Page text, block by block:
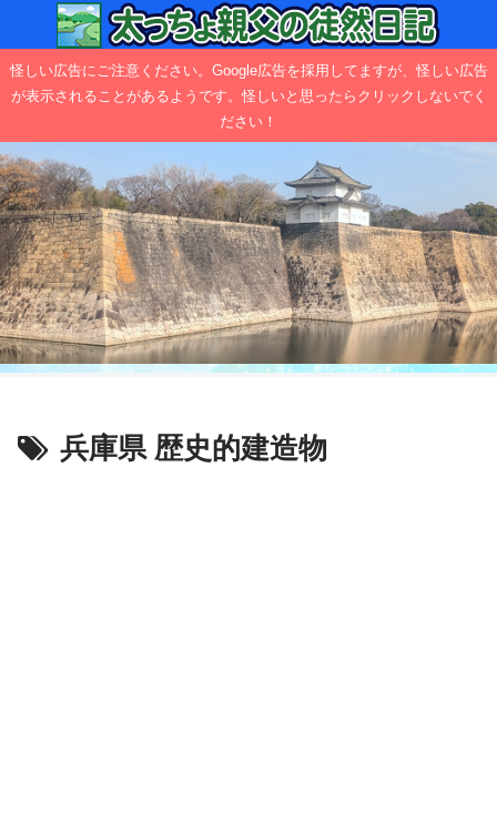
怪しい広告にご注意ください。Google広告を採用してますが、怪しい広告
が表示されることがあるようです。怪しいと思ったらクリックしないでく
ださい！
兵庫県 歴史的建造物